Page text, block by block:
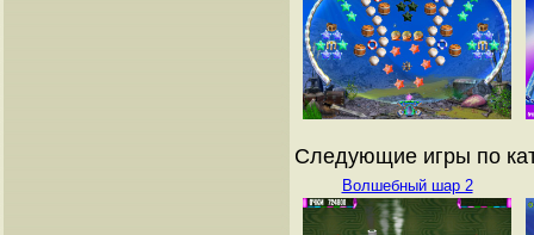
Следующие игры по
Волшебный шар 2